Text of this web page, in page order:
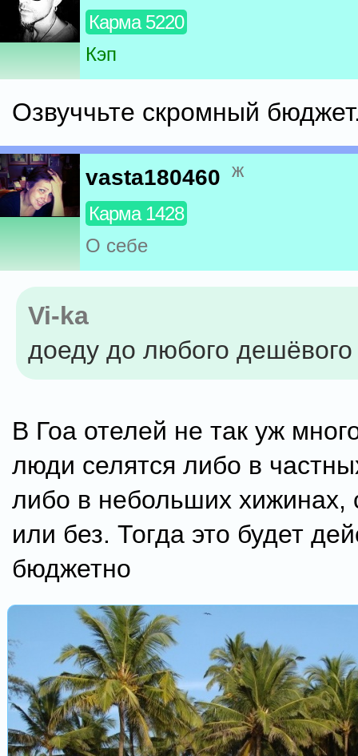
Карма 5220
Кэп
Озвуччьте скромный
vasta180460 ж
Карма 1428
О себе
Vi-ka
доеду до любого дешёвого
В Гоа отелей не так уж
люди селятся либо в
либо в небольших хижинах,
или без. Тогда это будет
бюджетно